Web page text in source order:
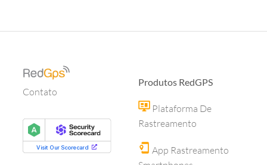
Contato
Produtos RedGPS
Plataforma De
Rastreamento
App Rastreamento